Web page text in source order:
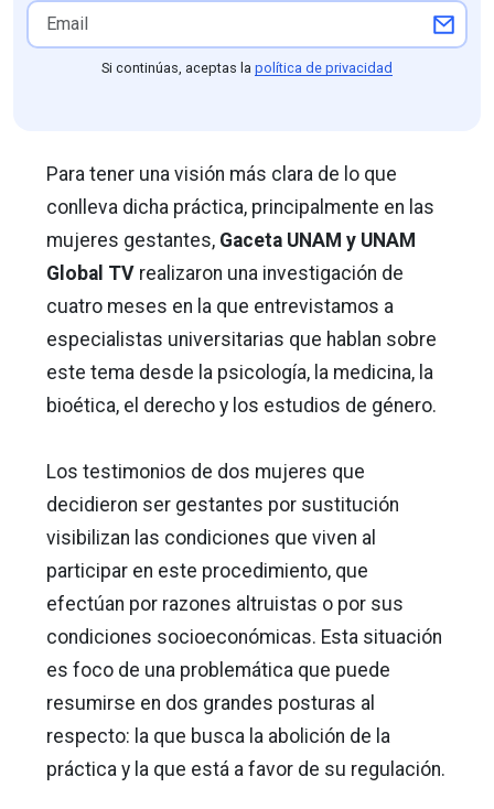
Si continúas, aceptas la política de privacidad
Para tener una visión más clara de lo que
conlleva dicha práctica, principalmente en las
mujeres gestantes, Gaceta UNAM y UNAM
Global TV realizaron una investigación de
cuatro meses en la que entrevistamos a
especialistas universitarias que hablan sobre
este tema desde la psicología, la medicina, la
bioética, el derecho y los estudios de género.
Los testimonios de dos mujeres que
decidieron ser gestantes por sustitución
visibilizan las condiciones que viven al
participar en este procedimiento, que
efectúan por razones altruistas o por sus
condiciones socioeconómicas. Esta situación
es foco de una problemática que puede
resumirse en dos grandes posturas al
respecto: la que busca la abolición de la
práctica y la que está a favor de su regulación.